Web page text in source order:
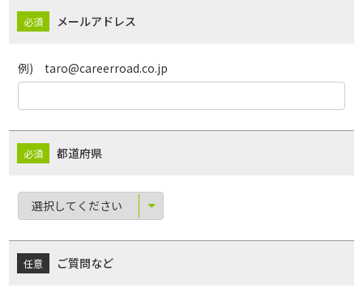
メールアドレス
例) taro@careerroad.co.jp
都道府県
ご質問など